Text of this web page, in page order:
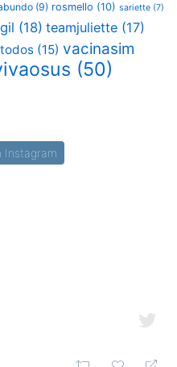
(9) rosmello (10) sariette (7)
(18) teamjuliette (17)
(15) vacinasim
(50)
Instagram